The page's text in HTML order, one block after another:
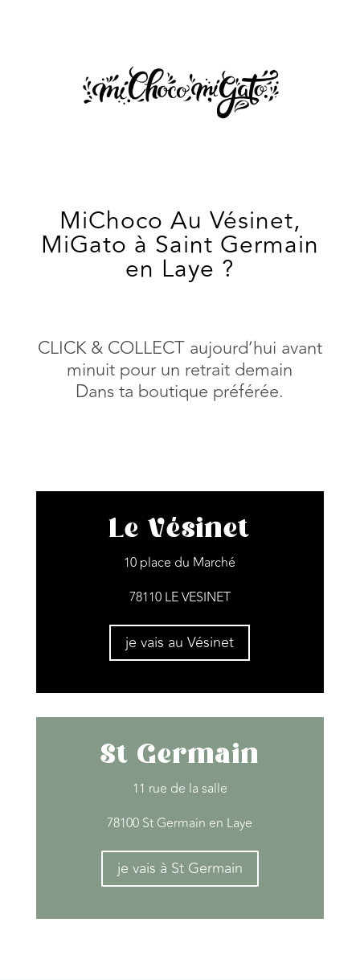
MiChoco Au Vésinet,
MiGato à Saint Germain
en Laye ?
CLICK & COLLECT aujourd’hui avant
minuit pour un retrait demain
Dans ta boutique préférée.
Le Vésinet
10 place du Marché
78110 LE VESINET
je vais au Vésinet
St Germain
11 rue de la salle
78100 St Germain en Laye
je vais à St Germain